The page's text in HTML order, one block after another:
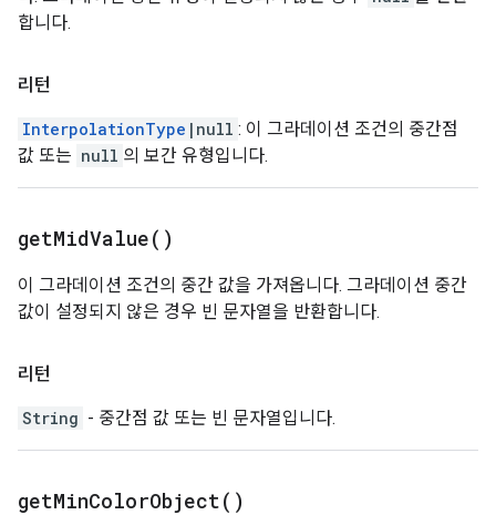
합니다.
리턴
InterpolationType |null : 이 그라데이션 조건의 중간점
값 또는 null 의 보간 유형입니다.
getMidValue( )
이 그라데이션 조건의 중간 값을 가져옵니다. 그라데이션 중간
값이 설정되지 않은 경우 빈 문자열을 반환합니다.
리턴
String - 중간점 값 또는 빈 문자열입니다.
getMinColorObject( )